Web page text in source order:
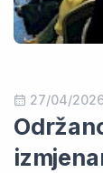
27/04/